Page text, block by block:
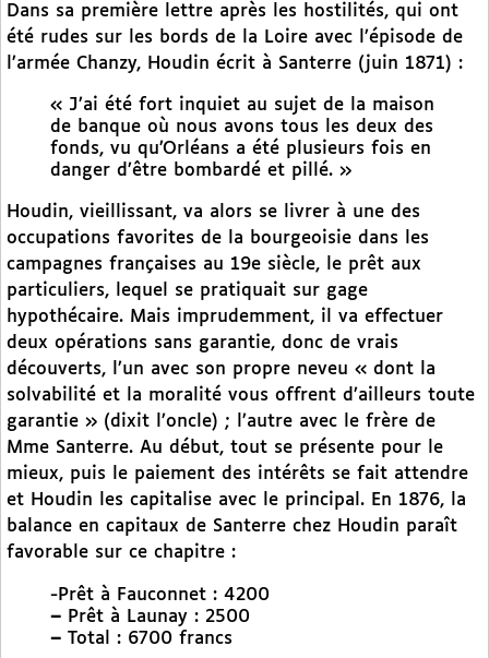
Dans sa première lettre après les hostilités, qui ont
été rudes sur les bords de la Loire avec l’épisode de
l’armée Chanzy, Houdin écrit à Santerre (juin 1871) :
« J’ai été fort inquiet au sujet de la maison
de banque où nous avons tous les deux des
fonds, vu qu’Orléans a été plusieurs fois en
danger d’être bombardé et pillé. »
Houdin, vieillissant, va alors se livrer à une des
occupations favorites de la bourgeoisie dans les
campagnes françaises au 19e siècle, le prêt aux
particuliers, lequel se pratiquait sur gage
hypothécaire. Mais imprudemment, il va effectuer
deux opérations sans garantie, donc de vrais
découverts, l’un avec son propre neveu « dont la
solvabilité et la moralité vous offrent d’ailleurs toute
garantie » (dixit l’oncle) ; l’autre avec le frère de
Mme Santerre. Au début, tout se présente pour le
mieux, puis le paiement des intérêts se fait attendre
et Houdin les capitalise avec le principal. En 1876, la
balance en capitaux de Santerre chez Houdin paraît
favorable sur ce chapitre :
-Prêt à Fauconnet : 4200
– Prêt à Launay : 2500
– Total : 6700 francs